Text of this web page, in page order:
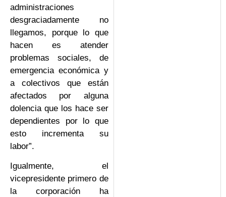
administraciones
desgraciadamente no
llegamos, porque lo que
hacen es atender
problemas sociales, de
emergencia económica y
a colectivos que están
afectados por alguna
dolencia que los hace ser
dependientes por lo que
esto incrementa su
labor”.
Igualmente, el
vicepresidente primero de
la corporación ha